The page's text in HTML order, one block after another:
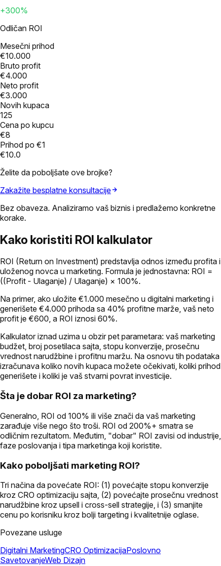
+300%
Odličan ROI
Mesečni prihod
€10.000
Bruto profit
€4.000
Neto profit
€3.000
Novih kupaca
125
Cena po kupcu
€8
Prihod po €1
€10.0
Želite da poboljšate ove brojke?
Zakažite besplatne konsultacije
Bez obaveza. Analiziramo vaš biznis i predlažemo konkretne
korake.
Kako koristiti ROI kalkulator
ROI (Return on Investment) predstavlja odnos između profita i
uloženog novca u marketing. Formula je jednostavna: ROI =
((Profit - Ulaganje) / Ulaganje) × 100%.
Na primer, ako uložite €1.000 mesečno u digitalni marketing i
generišete €4.000 prihoda sa 40% profitne marže, vaš neto
profit je €600, a ROI iznosi 60%.
Kalkulator iznad uzima u obzir pet parametara: vaš marketing
budžet, broj posetilaca sajta, stopu konverzije, prosečnu
vrednost narudžbine i profitnu maržu. Na osnovu tih podataka
izračunava koliko novih kupaca možete očekivati, koliki prihod
generišete i koliki je vaš stvarni povrat investicije.
Šta je dobar ROI za marketing?
Generalno, ROI od 100% ili više znači da vaš marketing
zarađuje više nego što troši. ROI od 200%+ smatra se
odličnim rezultatom. Međutim, "dobar" ROI zavisi od industrije,
faze poslovanja i tipa marketinga koji koristite.
Kako poboljšati marketing ROI?
Tri načina da povećate ROI: (1) povećajte stopu konverzije
kroz CRO optimizaciju sajta, (2) povećajte prosečnu vrednost
narudžbine kroz upsell i cross-sell strategije, i (3) smanjite
cenu po korisniku kroz bolji targeting i kvalitetnije oglase.
Povezane usluge
Digitalni MarketingCRO OptimizacijaPoslovno
SavetovanjeWeb Dizajn